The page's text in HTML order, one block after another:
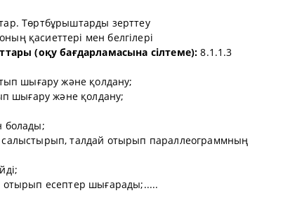
Төртбұрыштарды зерттеу
қасиеттері мен белгілері
(оқу бағдарламасына сілтеме): 8.1.1.3
шығару және қолдану;
шығару және қолдану;
болады;
талдай отырып параллеограммның
отырып есептер шығарады;.....